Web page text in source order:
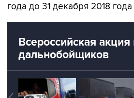
Всероссийская акция
дальнобойщиков